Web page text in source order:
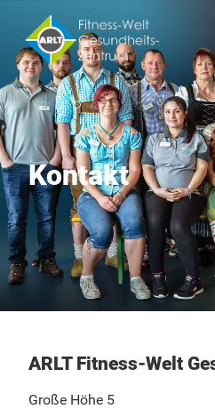
Kontakt
ARLT Fitness-Welt
Große Höhe 5